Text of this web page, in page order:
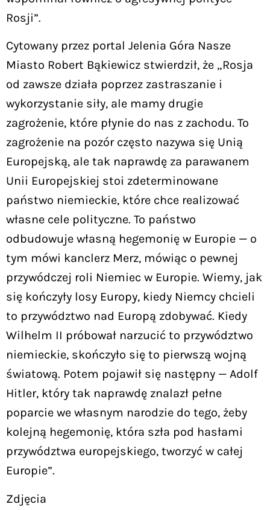
Rosji”.
Cytowany przez portal Jelenia Góra Nasze
Miasto Robert Bąkiewicz stwierdził, że „Rosja
od zawsze działa poprzez zastraszanie i
wykorzystanie siły, ale mamy drugie
zagrożenie, które płynie do nas z zachodu. To
zagrożenie na pozór często nazywa się Unią
Europejską, ale tak naprawdę za parawanem
Unii Europejskiej stoi zdeterminowane
państwo niemieckie, które chce realizować
własne cele polityczne. To państwo
odbudowuje własną hegemonię w Europie — o
tym mówi kanclerz Merz, mówiąc o pewnej
przywódczej roli Niemiec w Europie. Wiemy, jak
się kończyły losy Europy, kiedy Niemcy chcieli
to przywództwo nad Europą zdobywać. Kiedy
Wilhelm II próbował narzucić to przywództwo
niemieckie, skończyło się to pierwszą wojną
światową. Potem pojawił się następny — Adolf
Hitler, który tak naprawdę znalazł pełne
poparcie we własnym narodzie do tego, żeby
kolejną hegemonię, która szła pod hasłami
przywództwa europejskiego, tworzyć w całej
Europie”.
Zdjęcia